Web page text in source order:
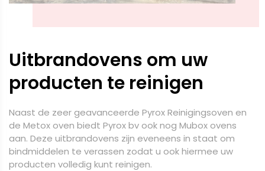
Uitbrandovens om uw
producten te reinigen
Naast de zeer geavanceerde Pyrox Reinigingsoven en
de Metox oven biedt Pyrox bv ook nog Mubox ovens
aan. Deze uitbrandovens zijn eveneens in staat om
bindmiddelen te verassen zodat u ook hiermee uw
producten volledig kunt reinigen.